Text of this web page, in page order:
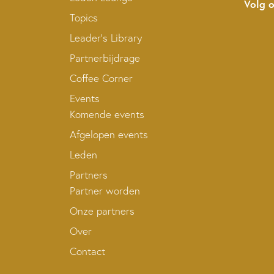
Topics
Leader’s Library
Partnerbijdrage
Coffee Corner
Events
Komende events
Afgelopen events
Leden
Partners
Partner worden
Onze partners
Over
Contact
Volg